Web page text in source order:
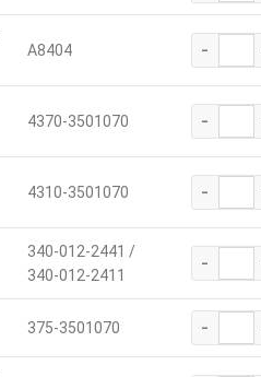
А8404 -
4370-3501070 -
4310-3501070 -
340-012-2441 /
340-012-2411
-
375-3501070 -